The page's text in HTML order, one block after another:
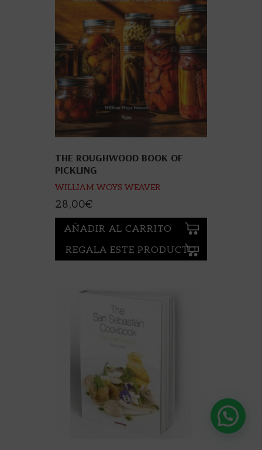
THE ROUGHWOOD BOOK OF
PICKLING
WILLIAM WOYS WEAVER
28,00€
AÑADIR AL CARRITO
REGALA ESTE PRODUCTO